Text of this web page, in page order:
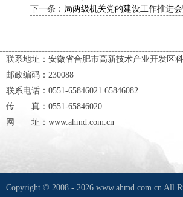
下一条： 局两级机关党的建设工作推进
联系地址：安徽省合肥市高新技术产业开发区
邮政编码：230088
联系电话：0551-65846021 65846082
传 真：0551-65846020
网 址：www.ahmd.com.cn
Copyright © 2008 - 2026 www.ahmd.com.cn All